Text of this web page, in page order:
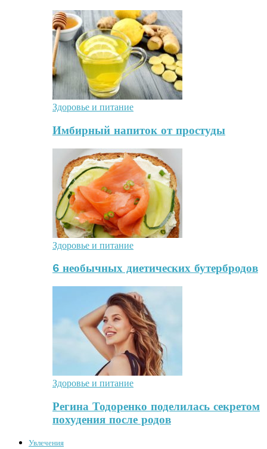
Здоровье и питание
Имбирный напиток от простуды
Здоровье и питание
6 необычных диетических бутербродов
Здоровье и питание
Регина Тодоренко поделилась секретом
похудения после родов
Увлечения